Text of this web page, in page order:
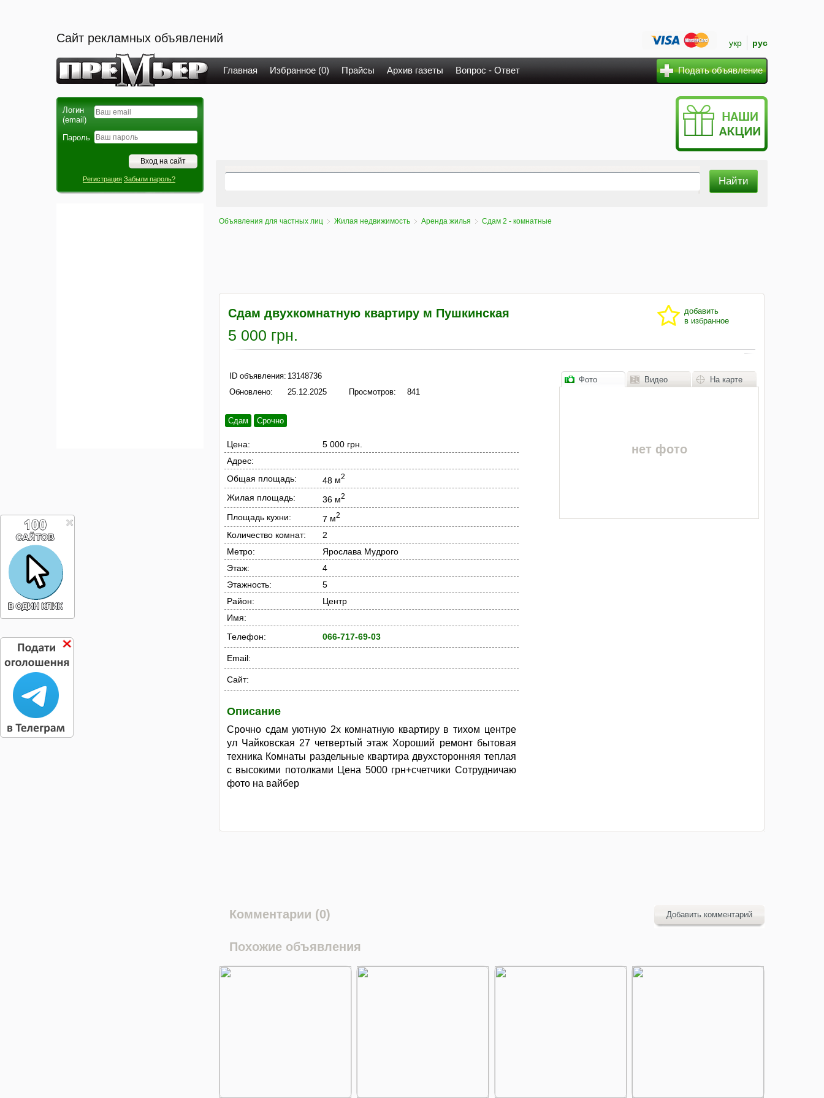
Сайт рекламных объявлений укр рус
Главная Избранное (0) Прайсы Архив газеты Вопрос - Ответ Подать объявление
Логин
(email)
Пароль
Регистрация Забыли пароль?
Объявления для частных лиц Жилая недвижимость Аренда жилья Сдам 2 - комнатные
Сдам двухкомнатную квартиру м Пушкинская
добавить
в избранное
5 000 грн.
ID объявления: 13148736
Обновлено:
25.12.2025 Просмотров: 841
Сдам Срочно
Цена:
5 000 грн.
Адрес:
Общая площадь:
48 м2
Жилая площадь: 36 м2
Площадь кухни: 7 м2
Количество комнат:
2
Метро:
Ярослава Мудрого
Этаж:
4
Этажность:
5
Район:
Центр
Имя:
Телефон:
066-717-69-03
Email:
Сайт:
Описание
Срочно сдам уютную 2х комнатную квартиру в тихом центре
ул Чайковская 27 четвертый этаж Хороший ремонт бытовая
техника Комнаты раздельные квартира двухсторонняя теплая
с высокими потолками Цена 5000 грн+счетчики Сотрудничаю
фото на вайбер
Фото Видео На карте
нет фото
Комментарии (0) Добавить комментарий
Похожие объявления